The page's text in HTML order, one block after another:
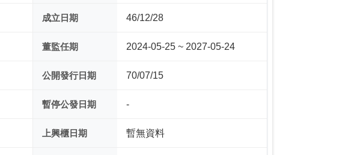
成立日期 46/12/28
董監任期 2024-05-25 ~ 2027-05-24
公開發行日期 70/07/15
暫停公發日期 -
上興櫃日期 暫無資料